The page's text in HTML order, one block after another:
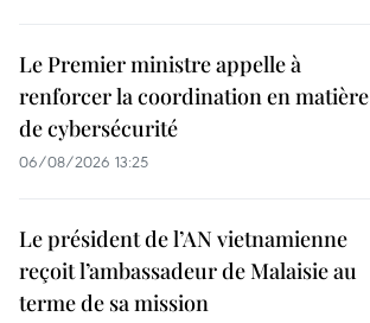
Le Premier ministre appelle à
renforcer la coordination en matière
de cybersécurité
06/08/2026 13:25
Le président de l’AN vietnamienne
reçoit l’ambassadeur de Malaisie au
terme de sa mission